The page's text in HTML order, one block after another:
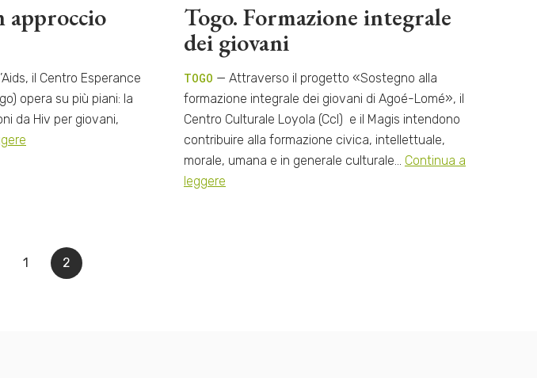
approccio
il Centro Esperance
opera su più piani: la
da Hiv per giovani,
Togo. Formazione integrale
dei giovani
TOGO — Attraverso il progetto «Sostegno alla
formazione integrale dei giovani di Agoé-Lomé», il
Centro Culturale Loyola (Ccl) e il Magis intendono
contribuire alla formazione civica, intellettuale,
morale, umana e in generale culturale… Continua a
leggere
1 2